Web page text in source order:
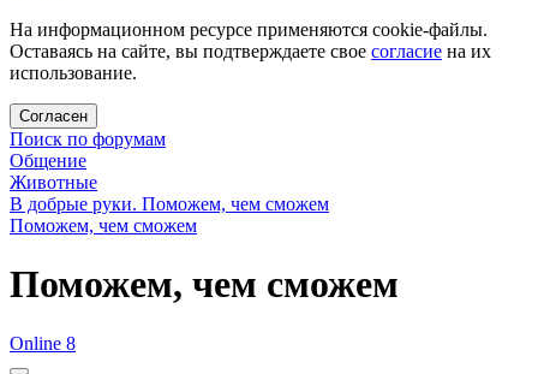
На информационном ресурсе применяются cookie-файлы.
Оставаясь на сайте, вы подтверждаете свое согласие на их
использование.
Согласен
Поиск по форумам
Общение
Животные
В добрые руки. Поможем, чем сможем
Поможем, чем сможем
Поможем, чем сможем
Online 8